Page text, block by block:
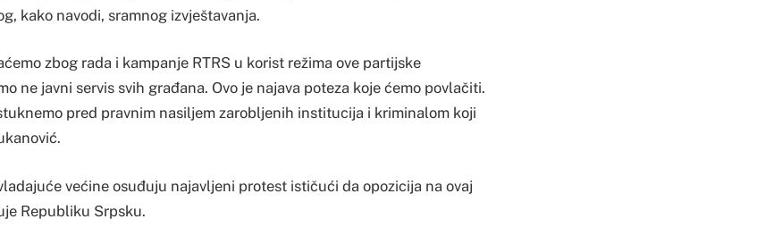
kako navodi, sramnog izvještavanja.
zbog rada i kampanje RTRS u korist režima ove partijske
ne javni servis svih građana. Ovo je najava poteza koje ćemo povlačiti.
pred pravnim nasiljem zarobljenih institucija i kriminalom koji
većine osuđuju najavljeni protest ističući da opozicija na ovaj
Republiku Srpsku.